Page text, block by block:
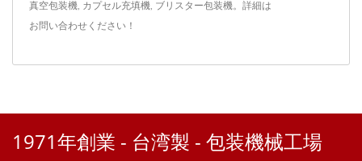
真空包装機 カプセル充填機 ブリスター包装機。詳細は
お問い合わせください！
1971年創業 - 台湾製 - 包装機械工場